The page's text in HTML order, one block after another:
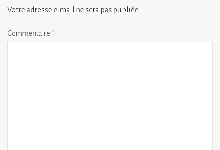
Votre adresse e-mail ne sera pas publiée.
Commentaire *